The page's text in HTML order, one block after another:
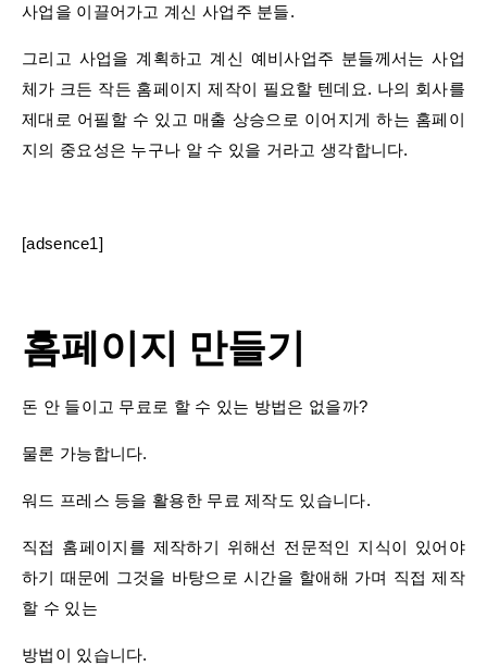
사업을 이끌어가고 계신 사업주 분들.
그리고 사업을 계획하고 계신 예비사업주 분들께서는 사업
체가 크든 작든 홈페이지 제작이 필요할 텐데요. 나의 회사를
제대로 어필할 수 있고 매출 상승으로 이어지게 하는 홈페이
지의 중요성은 누구나 알 수 있을 거라고 생각합니다.
​[adsence1]​
홈페이지 만들기
돈 안 들이고 무료로 할 수 있는 방법은 없을까?​
물론 가능합니다.
워드 프레스 등을 활용한 무료 제작도 있습니다.
직접 홈페이지를 제작하기 위해선 전문적인 지식이 있어야
하기 때문에 그것을 바탕으로 시간을 할애해 가며 직접 제작
할 수 있는
방법이 있습니다.